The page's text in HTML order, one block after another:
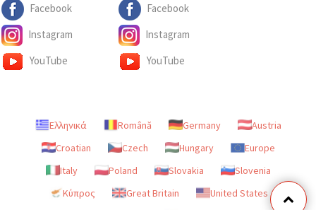
Facebook
Instagram
YouTube
Facebook
Instagram
YouTube
Ελληνικά Română Germany
Austria
Croatian
Czech Hungary
Europe
Italy
Poland Slovakia
Slovenia
Κύπρος
Great Britain
United States